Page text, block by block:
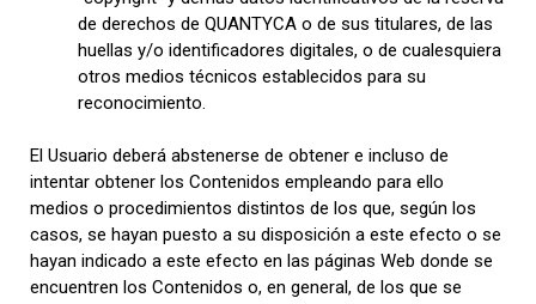
de derechos de QUANTYCA o de sus titulares, de las
huellas y/o identificadores digitales, o de cualesquiera
otros medios técnicos establecidos para su
reconocimiento.
El Usuario deberá abstenerse de obtener e incluso de
intentar obtener los Contenidos empleando para ello
medios o procedimientos distintos de los que, según los
casos, se hayan puesto a su disposición a este efecto o se
hayan indicado a este efecto en las páginas Web donde se
encuentren los Contenidos o, en general, de los que se